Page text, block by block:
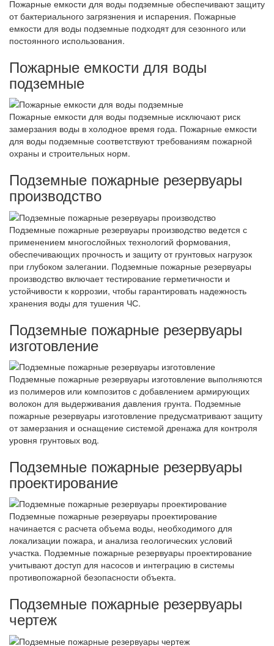
Пожарные емкости для воды подземные обеспечивают защиту
от бактериального загрязнения и испарения. Пожарные
емкости для воды подземные подходят для сезонного или
постоянного использования.
Пожарные емкости для воды
подземные
Пожарные емкости для воды подземные исключают риск
замерзания воды в холодное время года. Пожарные емкости
для воды подземные соответствуют требованиям пожарной
охраны и строительных норм.
Подземные пожарные резервуары
производство
Подземные пожарные резервуары производство ведется с
применением многослойных технологий формования,
обеспечивающих прочность и защиту от грунтовых нагрузок
при глубоком залегании. Подземные пожарные резервуары
производство включает тестирование герметичности и
устойчивости к коррозии, чтобы гарантировать надежность
хранения воды для тушения ЧС.
Подземные пожарные резервуары
изготовление
Подземные пожарные резервуары изготовление выполняются
из полимеров или композитов с добавлением армирующих
волокон для выдерживания давления грунта. Подземные
пожарные резервуары изготовление предусматривают защиту
от замерзания и оснащение системой дренажа для контроля
уровня грунтовых вод.
Подземные пожарные резервуары
проектирование
Подземные пожарные резервуары проектирование
начинается с расчета объема воды, необходимого для
локализации пожара, и анализа геологических условий
участка. Подземные пожарные резервуары проектирование
учитывают доступ для насосов и интеграцию в системы
противопожарной безопасности объекта.
Подземные пожарные резервуары
чертеж